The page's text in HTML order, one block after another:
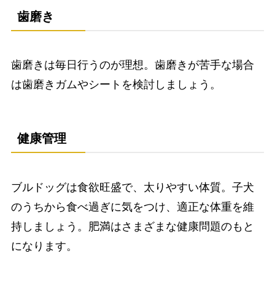
歯磨き
歯磨きは毎日行うのが理想。歯磨きが苦手な場合
は歯磨きガムやシートを検討しましょう。
健康管理
ブルドッグは食欲旺盛で、太りやすい体質。子犬
のうちから食べ過ぎに気をつけ、適正な体重を維
持しましょう。肥満はさまざまな健康問題のもと
になります。